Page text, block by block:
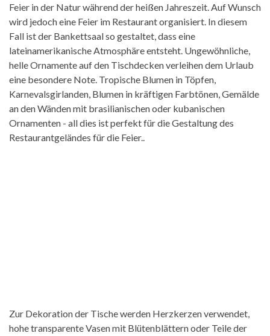
Feier in der Natur während der heißen Jahreszeit. Auf Wunsch
wird jedoch eine Feier im Restaurant organisiert. In diesem
Fall ist der Bankettsaal so gestaltet, dass eine
lateinamerikanische Atmosphäre entsteht. Ungewöhnliche,
helle Ornamente auf den Tischdecken verleihen dem Urlaub
eine besondere Note. Tropische Blumen in Töpfen,
Karnevalsgirlanden, Blumen in kräftigen Farbtönen, Gemälde
an den Wänden mit brasilianischen oder kubanischen
Ornamenten - all dies ist perfekt für die Gestaltung des
Restaurantgeländes für die Feier..
Zur Dekoration der Tische werden Herzkerzen verwendet,
hohe transparente Vasen mit Blütenblättern oder Teile der